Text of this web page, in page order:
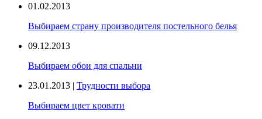
01.02.2013
Выбираем страну производителя постельного белья
09.12.2013
Выбираем обои для спальни
23.01.2013 | Трудности выбора
Выбираем цвет кровати